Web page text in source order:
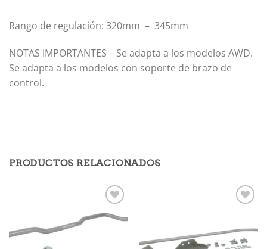
Rango de regulación: 320mm – 345mm
NOTAS IMPORTANTES – Se adapta a los modelos AWD.
Se adapta a los modelos con soporte de brazo de
control.
PRODUCTOS RELACIONADOS
Añadir
a la
lista de
deseos